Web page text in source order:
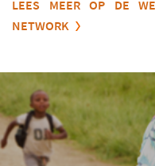
LEES MEER OP DE
NETWORK